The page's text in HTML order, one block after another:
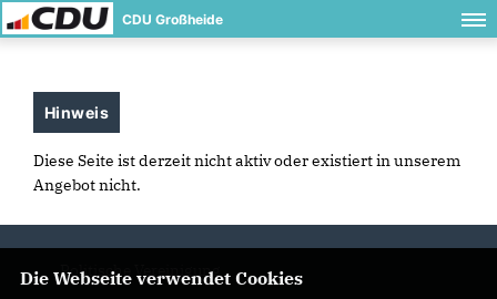
CDU Großheide
Hinweis
Diese Seite ist derzeit nicht aktiv oder existiert in unserem
Angebot nicht.
Politische Vereinigung
Die Webseite verwendet Cookies